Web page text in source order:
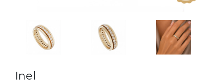
BIJUTERII COPII Vezi toate
Cercei
Inel